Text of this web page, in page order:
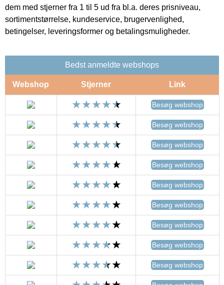
dem med stjerner fra 1 til 5 ud fra bl.a. deres prisniveau,
sortimentstørrelse, kundeservice, brugervenlighed,
betingelser, leveringsformer og betalingsmuligheder.
Bedst anmeldte webshops
Webshop Stjerner Link
Besøg webshop
Besøg webshop
Besøg webshop
Besøg webshop
Besøg webshop
Besøg webshop
Besøg webshop
Besøg webshop
Besøg webshop